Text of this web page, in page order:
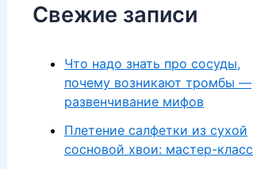
Свежие записи
Что надо знать про сосуды,
почему возникают тромбы —
развенчивание мифов
Плетение салфетки из сухой
сосновой хвои: мастер-класс